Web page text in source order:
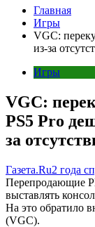
Главная
Игры
VGC:
из-за
Игры
VGC:
PS5 Pro
за
Газета.Ru2 года
Перепродающие
выставлять
На это обратило
(VGC).